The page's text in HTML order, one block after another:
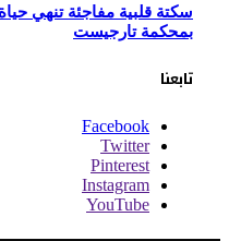
سكتة قلبية مفاجئة تنهي
بمحكمة تارجيست
تابعنا
Facebook
Twitter
Pinterest
Instagram
YouTube